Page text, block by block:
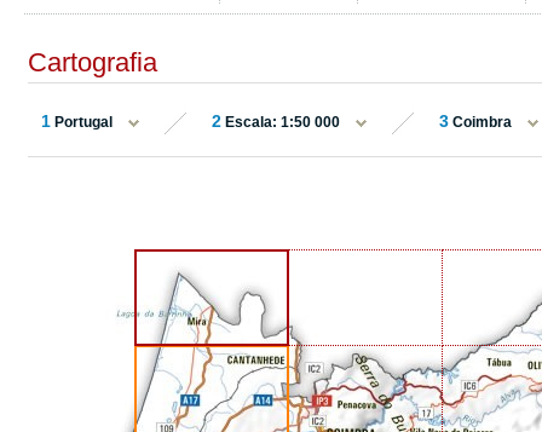
Cartografia
1 Portugal 2 Escala: 1:50 000 3 Coimbra